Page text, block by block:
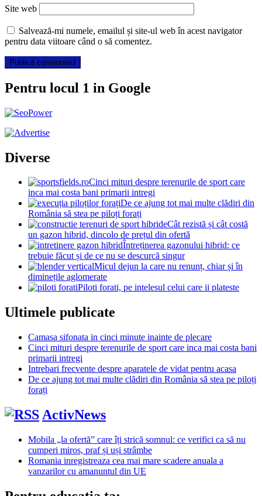
Site web
Salvează-mi numele, emailul și site-ul web în acest navigator
pentru data viitoare când o să comentez.
Pentru locul 1 in Google
Diverse
Cinci mituri despre terenurile de sport care
inca mai costa bani primarii intregi
De ce ajung tot mai multe clădiri din
România să stea pe piloți forați
Cât rezistă și cât costă
un gazon hibrid, dincolo de prețul din ofertă
Întreținerea gazonului hibrid: ce
trebuie făcut și de ce nu se descurcă singur
Micul dejun la care nu renunț, chiar și în
diminețile aglomerate
Piloti forati, pe intelesul celui care ii plateste
Ultimele publicate
Camasa sifonata in cinci minute inainte de plecare
Cinci mituri despre terenurile de sport care inca mai costa bani
primarii intregi
Intrebari frecvente despre aparatele de vidat pentru acasa
De ce ajung tot mai multe clădiri din România să stea pe piloți
forați
ActivNews
Mobila „la ofertă” care îți strică somnul: ce verifici ca să nu
cumperi miros, praf și uși strâmbe
Romania inregistreaza cea mai mare scadere anuala a
vanzarilor cu amanuntul din UE